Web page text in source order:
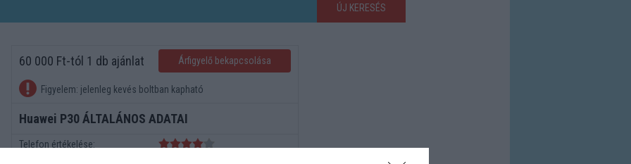
ÚJ KERESÉS
60 000 Ft-tól 1 db ajánlat Árfigyelő bekapcsolása
Figyelem: jelenleg kevés boltban kapható
Huawei P30 ÁLTALÁNOS ADATAI
Telefon értékelése: